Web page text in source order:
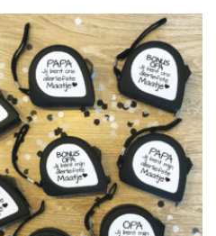
Add to
Wishlist